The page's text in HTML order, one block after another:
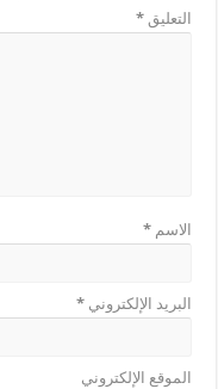
التعليق*
الاسم*
البريد الإلكتروني*
الموقع الإلكتروني